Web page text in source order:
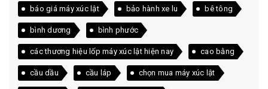
báo giá máy xúc lật bảo hành xe lu bê tông
bình dương bình phước
các thương hiệu lốp máy xúc lật hiện nay cao bằng
cầu dầu cầu láp chọn mua máy xúc lật